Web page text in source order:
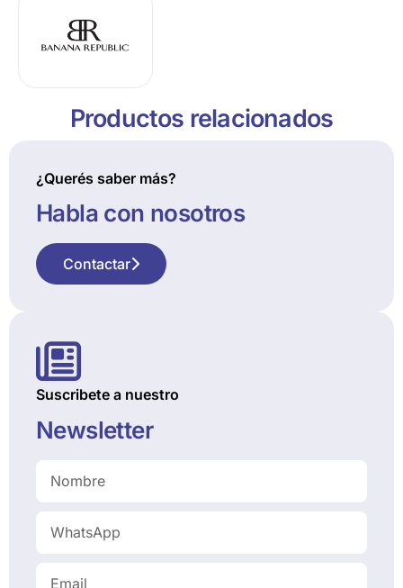
Productos relacionados
¿Querés saber más?
Habla con nosotros
Contactar
Suscribete a nuestro
Newsletter